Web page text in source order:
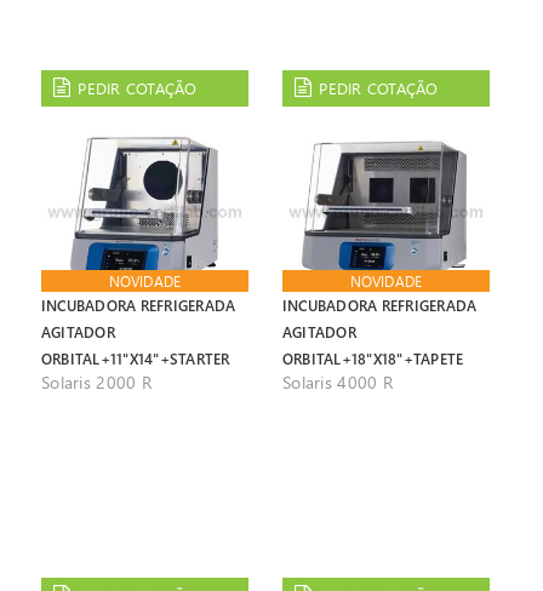
PEDIR COTAÇÃO PEDIR COTAÇÃO
NOVIDADE
INCUBADORA REFRIGERADA
AGITADOR
ORBITAL+11"X14"+STARTER
KIT
Solaris 2000 R
NOVIDADE
INCUBADORA REFRIGERADA
AGITADOR
ORBITAL+18"X18"+TAPETE
Solaris 4000 R